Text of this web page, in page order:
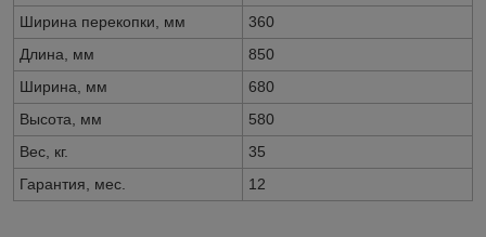
Ширина перекопки, мм
360
Длина, мм
850
Ширина, мм
680
Высота, мм
580
Вес, кг.
35
Гарантия, мес.
12